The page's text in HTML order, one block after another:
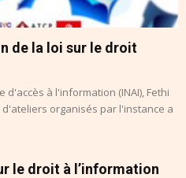
de la loi sur le droit
à l'information (INAI), Fethi
organisés par l'instance a
le droit à l’information